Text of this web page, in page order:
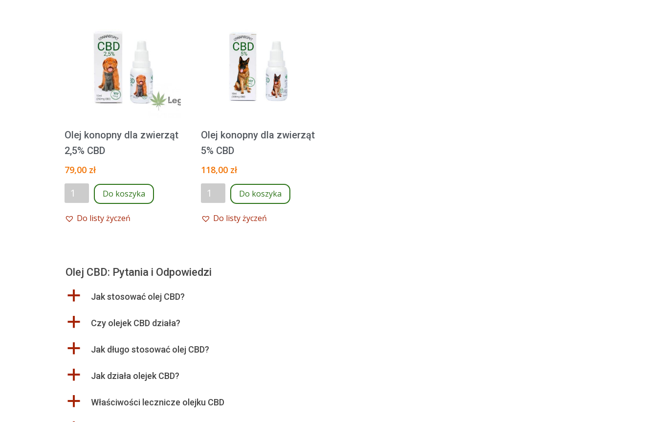
Olej konopny dla zwierząt
2,5% CBD
79,00 zł
ilość
Olej
konopny
CBD
Do koszyka
Do listy życzeń
Olej konopny dla zwierząt
5% CBD
118,00 zł
ilość
Olej
konopny
CBD
Do koszyka
Do listy życzeń
Olej CBD: Pytania i Odpowiedzi
a Jak stosować olej CBD?
a Czy olejek CBD działa?
a Jak długo stosować olej CBD?
a Jak działa olejek CBD?
a Właściwości lecznicze olejku CBD